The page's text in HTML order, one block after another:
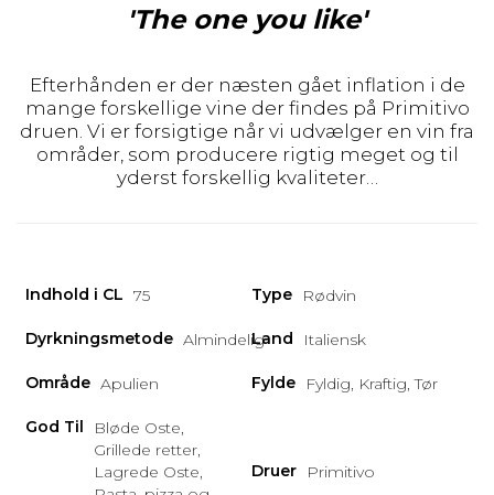
'The one you like'
Efterhånden er der næsten gået inflation i de
mange forskellige vine der findes på Primitivo
druen. Vi er forsigtige når vi udvælger en vin fra
områder, som producere rigtig meget og til
yderst forskellig kvaliteter…
Indhold i CL 75 Type Rødvin
Dyrkningsmetode AlmindeligLand Italiensk
Område Apulien Fylde Fyldig, Kraftig, Tør
God Til
Bløde Oste,
Grillede retter,
Lagrede Oste,
Druer Primitivo